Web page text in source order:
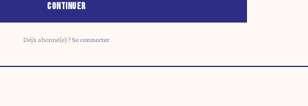
CONTINUER
Déjà abonné(e) ?Se connecter